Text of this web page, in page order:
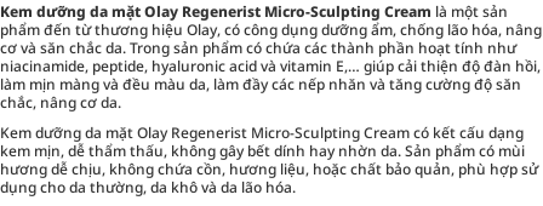
Kem dưỡng da mặt Olay Regenerist Micro-Sculpting Cream là một sản
phẩm đến từ thương hiệu Olay, có công dụng dưỡng ẩm, chống lão hóa, nâng
cơ và săn chắc da. Trong sản phẩm có chứa các thành phần hoạt tính như
niacinamide, peptide, hyaluronic acid và vitamin E,… giúp cải thiện độ đàn hồi,
làm mịn màng và đều màu da, làm đầy các nếp nhăn và tăng cường độ săn
chắc, nâng cơ da.
Kem dưỡng da mặt Olay Regenerist Micro-Sculpting Cream có kết cấu dạng
kem mịn, dễ thẩm thấu, không gây bết dính hay nhờn da. Sản phẩm có mùi
hương dễ chịu, không chứa cồn, hương liệu, hoặc chất bảo quản, phù hợp sử
dụng cho da thường, da khô và da lão hóa.